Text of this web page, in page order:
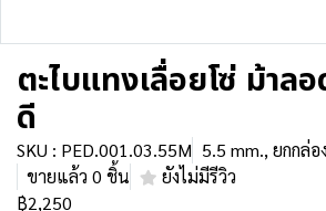
ตะไบแทงเลื่อยโซ่ ม้าล
ดี
SKU : PED.001.03.55M 5.5 mm., ยกกล่อ
ขายแล้ว 0 ชิ้น
ยังไม่มีรีวิว
฿2,250